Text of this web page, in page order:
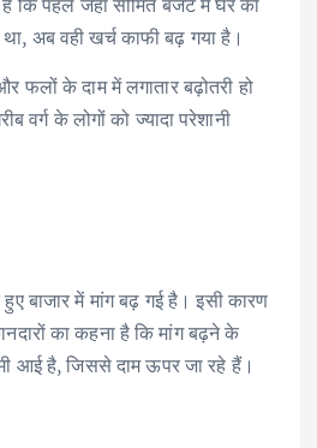
अब वही खर्च काफी बढ़ गया है।
फलों के दाम में लगातार बढ़ोतरी हो
वर्ग के लोगों को ज्यादा परेशानी
बाजार में मांग बढ़ गई है। इसी कारण
का कहना है कि मांग बढ़ने के
आई है, जिससे दाम ऊपर जा रहे हैं।